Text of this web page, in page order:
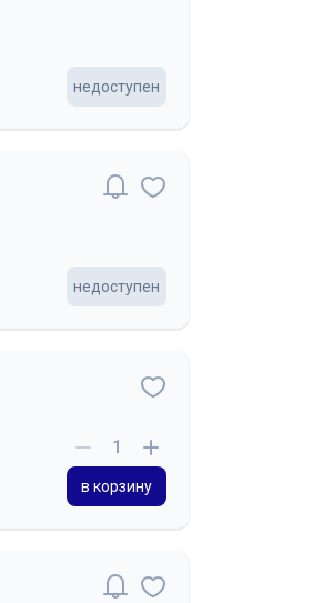
недоступен
недоступен
в корзину